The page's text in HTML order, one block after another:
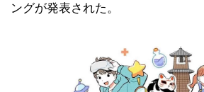
ングが発表された。